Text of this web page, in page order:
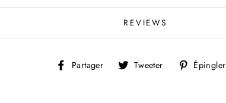
REVIEWS
Partager Partager
sur
Tweeter Tweeter
sur
Épingler